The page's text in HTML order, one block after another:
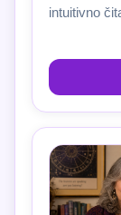
intuitivno